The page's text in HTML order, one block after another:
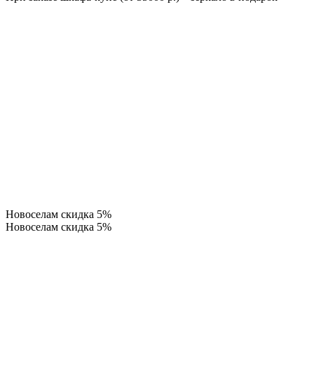
Новоселам скидка 5%
Новоселам скидка 5%